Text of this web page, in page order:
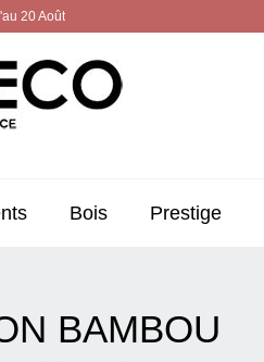
20 Août
Bois Prestige
BAMBOU